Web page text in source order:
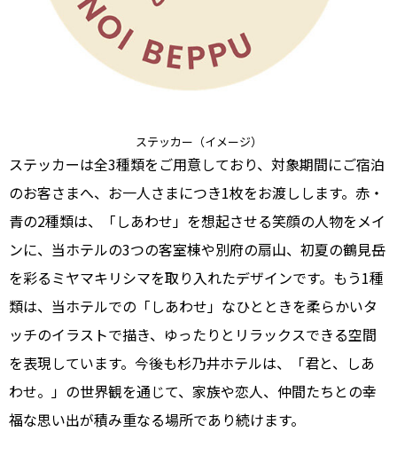
ステッカー（イメージ）
ステッカーは全3種類をご用意しており、対象期間にご宿泊
のお客さまへ、お一人さまにつき1枚をお渡しします。赤・
青の2種類は、「しあわせ」を想起させる笑顔の人物をメイ
ンに、当ホテルの3つの客室棟や別府の扇山、初夏の鶴見岳
を彩るミヤマキリシマを取り入れたデザインです。もう1種
類は、当ホテルでの「しあわせ」なひとときを柔らかいタ
ッチのイラストで描き、ゆったりとリラックスできる空間
を表現しています。今後も杉乃井ホテルは、「君と、しあ
わせ。」の世界観を通じて、家族や恋人、仲間たちとの幸
福な思い出が積み重なる場所であり続けます。